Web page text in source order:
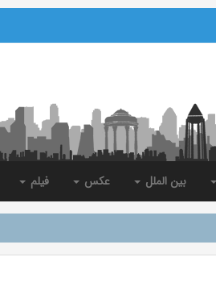
بین الملل عکس فیلم